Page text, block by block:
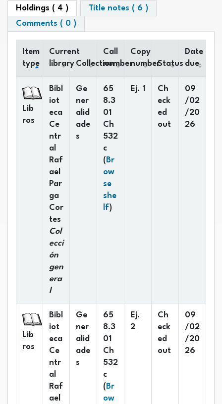
Holdings ( 4 )
Title notes ( 6 )
Comments ( 0 )
Item
type
Current
library Collection
Call
number
Copy
numberStatus
Date
due
Lib
ros
Bibl
iot
eca
Ce
ntr
al
Raf
ael
Par
ga
Cor
tes
Col
ecci
ón
gen
era
l
Ge
ner
alid
ade
s
65
8.3
01
Ch
532
c
( Br
ow
se
she
lf(Opens below)
)
Ej. 1
Ch
eck
ed
out
09
/02
/20
26
Lib
ros
Bibl
iot
eca
Ce
ntr
al
Raf
ael
Ge
ner
alid
ade
s
65
8.3
01
Ch
532
c
( Br
ow
Ej.
2
Ch
eck
ed
out
09
/02
/20
26